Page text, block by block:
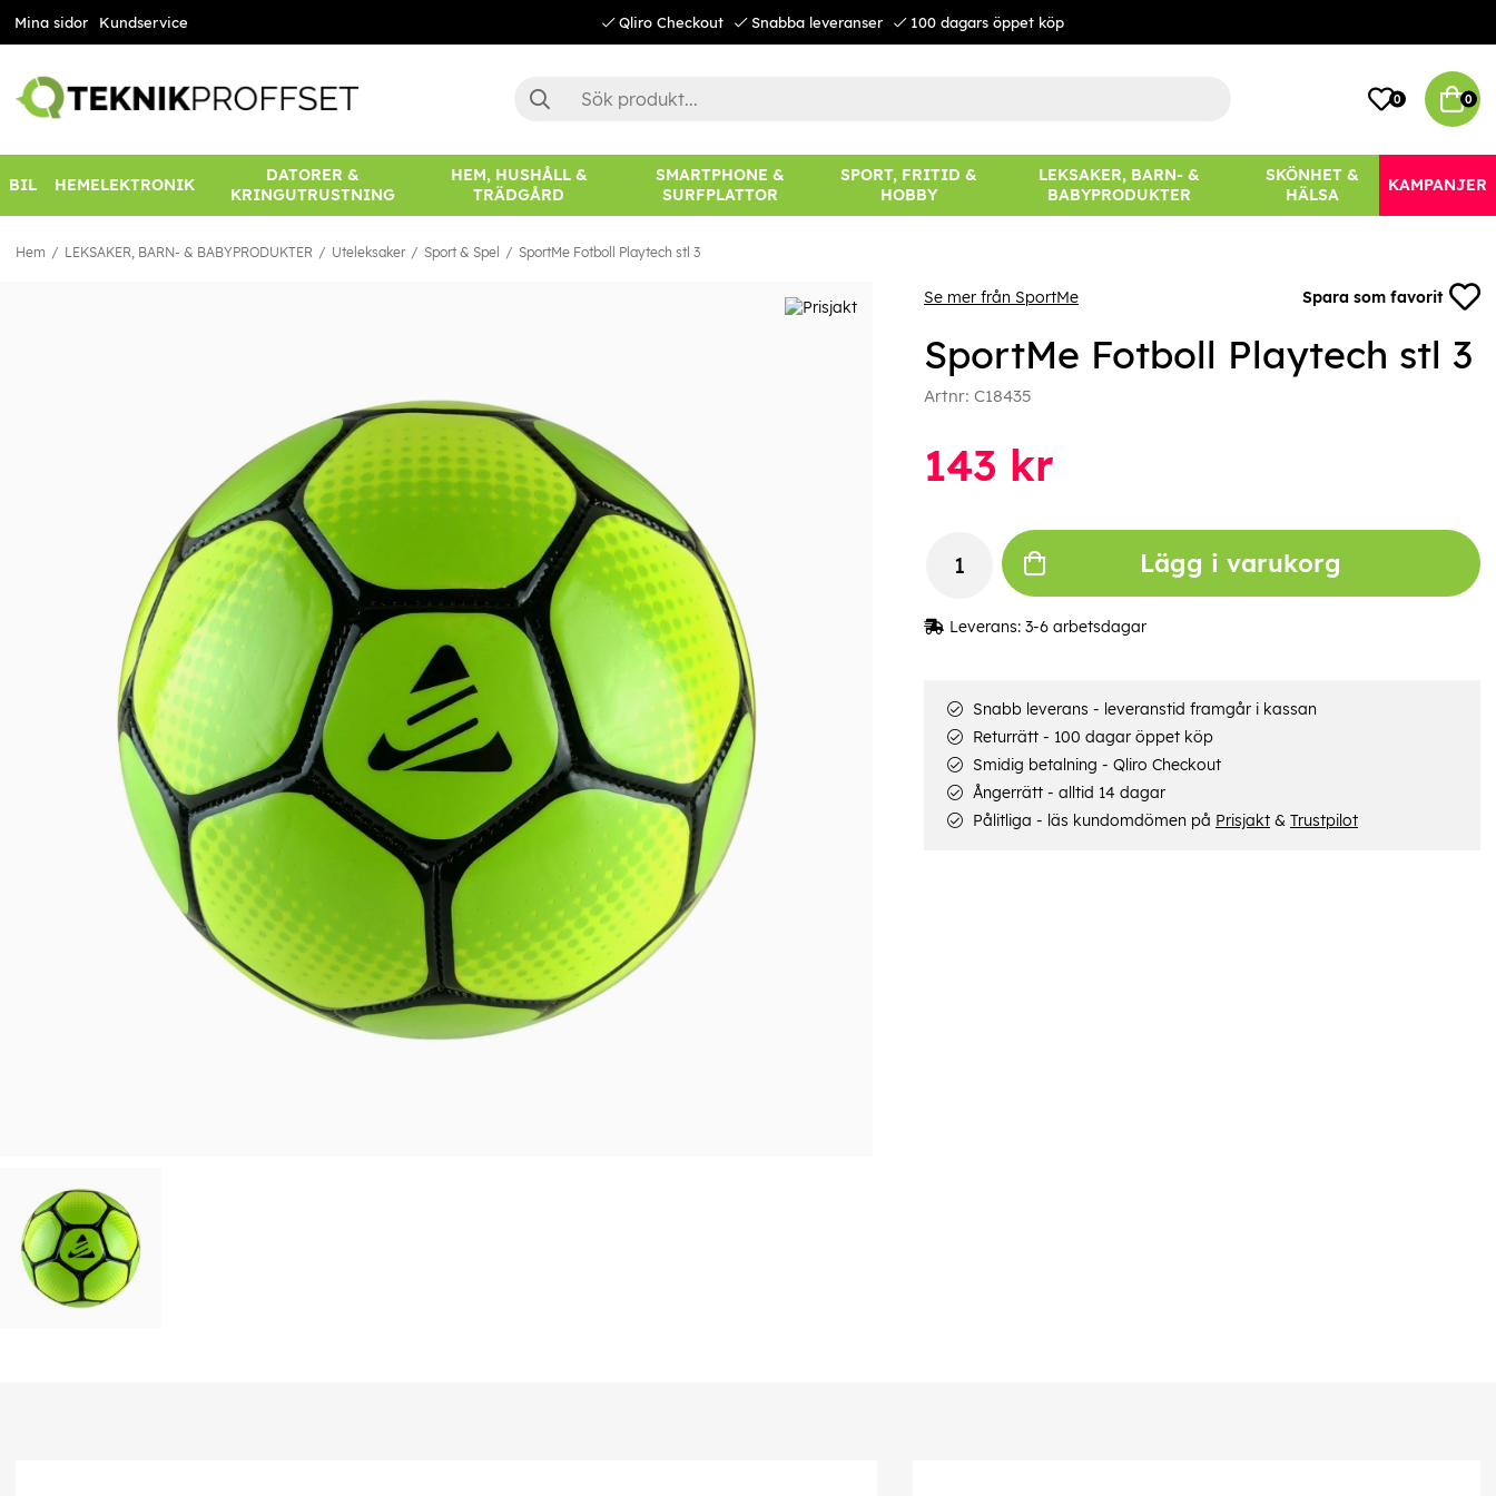
Mina sidor Kundservice Qliro Checkout Snabba leveranser 100 dagars öppet köp
0 0
BIL HEMELEKTRONIK
DATORER &
KRINGUTRUSTNING
HEM, HUSHÅLL &
TRÄDGÅRD
SMARTPHONE &
SURFPLATTOR
SPORT, FRITID &
HOBBY
LEKSAKER, BARN- &
BABYPRODUKTER
SKÖNHET &
HÄLSA
KAMPANJER
Hem LEKSAKER, BARN- & BABYPRODUKTER Uteleksaker Sport & Spel SportMe Fotboll Playtech stl 3
Se mer från SportMe Spara som favorit
SportMe Fotboll Playtech stl 3
Artnr: C18435
143 kr
Lägg i varukorg
Leverans: 3-6 arbetsdagar
Snabb leverans - leveranstid framgår i kassan
Returrätt - 100 dagar öppet köp
Smidig betalning - Qliro Checkout
Ångerrätt - alltid 14 dagar
Pålitliga - läs kundomdömen på Prisjakt& Trustpilot